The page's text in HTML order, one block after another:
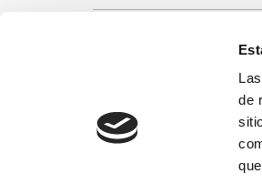
de
Visita nuestra tienda
Metro: ¿Cómo llegar?
• Encants (L2) - a 1
• Glòries (L1) - a 3
• Sagrada Familia (L2,